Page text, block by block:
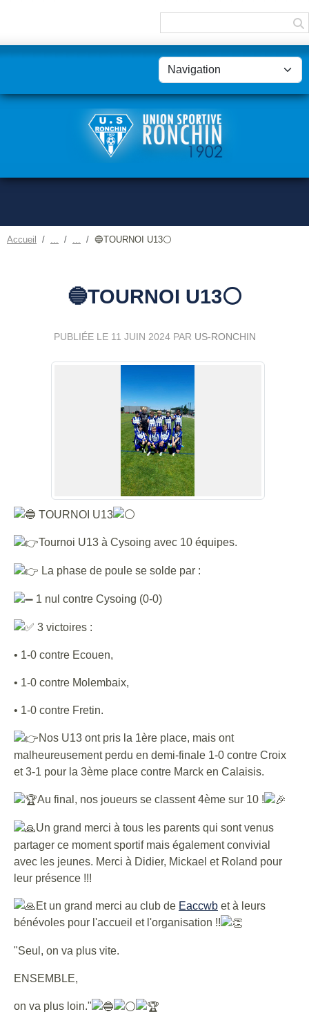
Accueil 🔵TOURNOI U13⚪
🔵TOURNOI U13⚪
PUBLIÉE LE 11 JUIN 2024PAR US-RONCHIN
TOURNOI U13
Tournoi U13 à Cysoing avec 10 équipes.
La phase de poule se solde par :
1 nul contre Cysoing (0-0)
3 victoires :
• 1-0 contre Ecouen,
• 1-0 contre Molembaix,
• 1-0 contre Fretin.
Nos U13 ont pris la 1ère place, mais ont
malheureusement perdu en demi-finale 1-0 contre Croix
et 3-1 pour la 3ème place contre Marck en Calaisis.
Au final, nos joueurs se classent 4ème sur 10 !
Un grand merci à tous les parents qui sont venus
partager ce moment sportif mais également convivial
avec les jeunes. Merci à Didier, Mickael et Roland pour
leur présence !!!
Et un grand merci au club de Eaccwb et à leurs
bénévoles pour l'accueil et l'organisation !!
"Seul, on va plus vite.
ENSEMBLE,
on va plus loin."